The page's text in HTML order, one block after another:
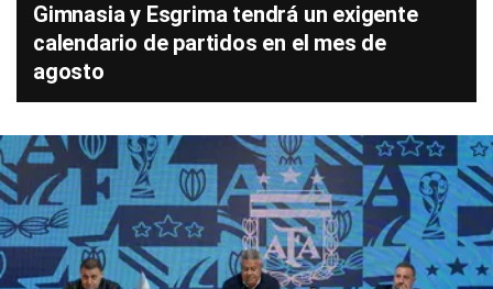
Gimnasia y Esgrima tendrá un exigente
calendario de partidos en el mes de
agosto